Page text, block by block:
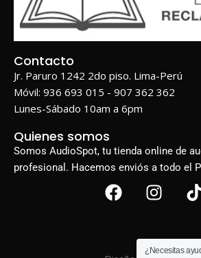
Contacto
Jr. Paruro 1242 2do piso. Lima-Perú
Móvil: 936 693 015 - 907 362 362
Lunes-Sábado 10am a 6pm
Quienes somos
Somos AudioSpot, tu tienda online de
profesional. Hacemos enviós a todo el
¿Necesitas